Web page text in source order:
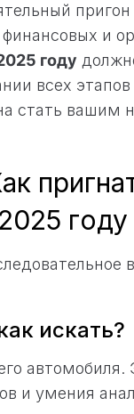
пригон
и
году
всех этапов
стать вашим
году
искать?
автомобиля.
и умения